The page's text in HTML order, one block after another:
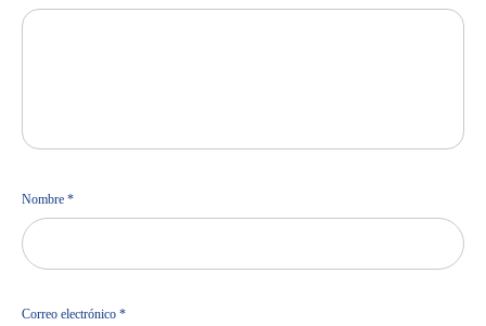
Nombre *
Correo electrónico *